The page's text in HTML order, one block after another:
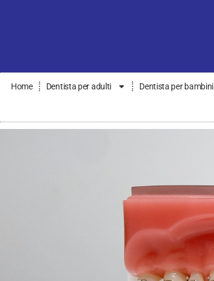
Home Dentista per adulti Dentista per bambini